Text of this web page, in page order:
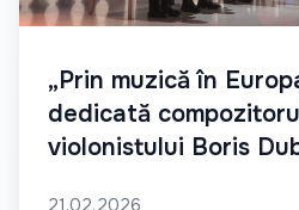
„Prin muzică în
dedicată
violonistului Boris
21.02.2026